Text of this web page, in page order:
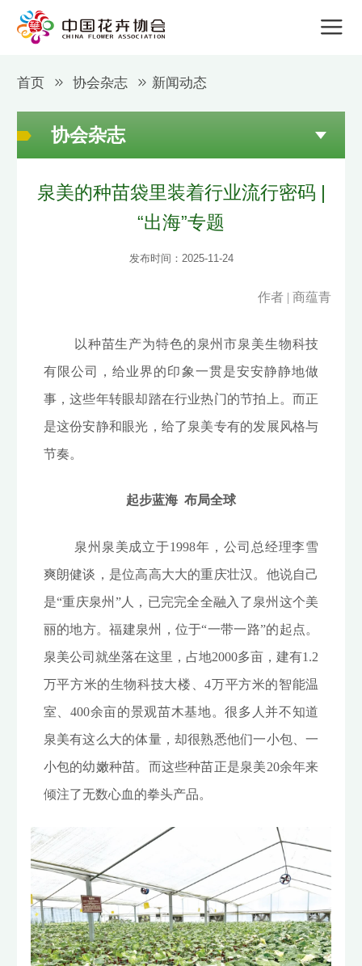
首页 协会杂志 新闻动态
协会杂志
泉美的种苗袋里装着行业流行密码 |
“出海”专题
发布时间：2025-11-24
作者 | 商蕴青
以种苗生产为特色的泉州市泉美生物科技
有限公司，给业界的印象一贯是安安静静地做
事，这些年转眼却踏在行业热门的节拍上。而正
是这份安静和眼光，给了泉美专有的发展风格与
节奏。
起步蓝海 布局全球
泉州泉美成立于1998年，公司总经理李雪
爽朗健谈，是位高高大大的重庆壮汉。他说自己
是“重庆泉州”人，已完完全全融入了泉州这个美
丽的地方。福建泉州，位于“一带一路”的起点。
泉美公司就坐落在这里，占地2000多亩，建有1.2
万平方米的生物科技大楼、4万平方米的智能温
室、400余亩的景观苗木基地。很多人并不知道
泉美有这么大的体量，却很熟悉他们一小包、一
小包的幼嫩种苗。而这些种苗正是泉美20余年来
倾注了无数心血的拳头产品。